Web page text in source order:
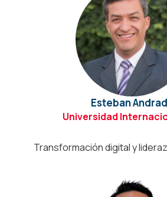
Esteban
Universidad
Transformación digital y